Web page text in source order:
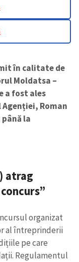
în calitate de
Moldatsa –
a fost ales
Roman
la
atrag
organizat
al întreprinderii
pe care
Regulamentul